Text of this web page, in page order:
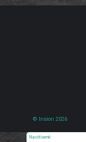
© Insion 2026
Navštívené: